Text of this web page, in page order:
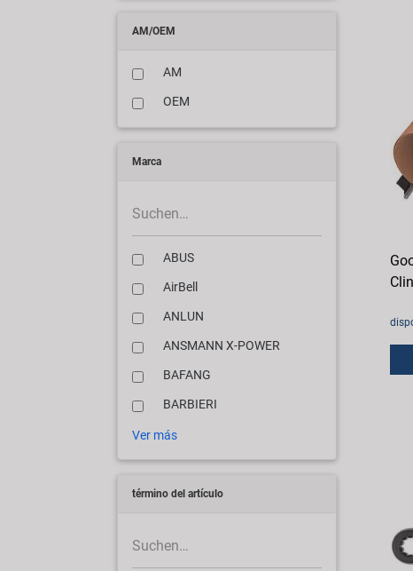
AM/OEM
AM
OEM
Marca
ABUS
AirBell
ANLUN
ANSMANN X-POWER
BAFANG
BARBIERI
Ver más
término del artículo